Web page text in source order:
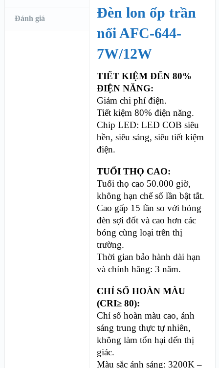
Đánh giá
Đèn lon ốp trần
nổi AFC-644-
7W/12W
TIẾT KIỆM ĐẾN 80%
ĐIỆN NĂNG:
Giảm chi phí điện.
Tiết kiệm 80% điện năng.
Chip LED: LED COB siêu
bền, siêu sáng, siêu tiết kiệm
điện.
TUỔI THỌ CAO:
Tuổi thọ cao 50.000 giờ,
không hạn chế số lần bật tắt.
Cao gấp 15 lần so với bóng
đèn sợi đốt và cao hơn các
bóng cùng loại trên thị
trường.
Thời gian bảo hành dài hạn
và chính hãng: 3 năm.
CHỈ SỐ HOÀN MÀU
(CRI≥ 80):
Chỉ số hoàn màu cao, ánh
sáng trung thực tự nhiên,
không làm tổn hại đến thị
giác.
Màu sắc ánh sáng: 3200K –